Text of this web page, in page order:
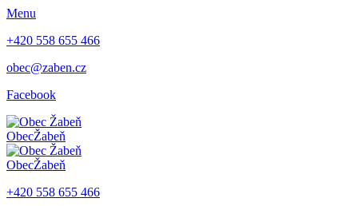
Menu
+420 558 655 466
obec@zaben.cz
Facebook
ObecŽabeň
ObecŽabeň
+420 558 655 466